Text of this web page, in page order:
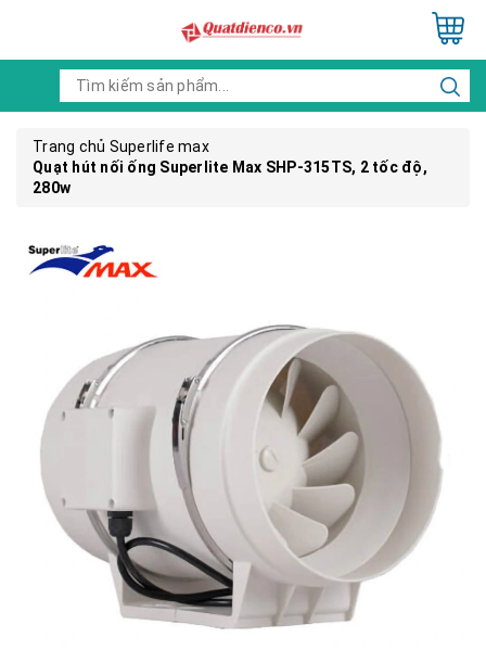
Trang chủ Superlife max
Quạt hút nối ống Superlite Max SHP-315TS, 2 tốc độ,
280w